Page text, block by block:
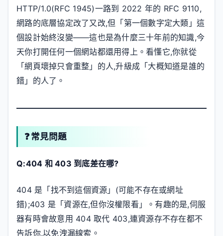
HTTP/1.0(RFC 1945)一路到 2022 年的 RFC 9110,
網路的底層協定改了又改,但「第一個數字定大類」這
個設計始終沒變——這也是為什麼三十年前的知識,今
天你打開任何一個網站都還用得上。看懂它,你就從
「網頁壞掉只會重整」的人,升級成「大概知道是誰的
錯」的人了。
❓ 常見問題
Q:404 和 403 到底差在哪?
404 是「找不到這個資源」(可能不存在或網址
錯);403 是「資源在,但你沒權限看」。有趣的是,伺服
器有時會故意用 404 取代 403,連資源存不存在都不
告訴你,以免洩漏線索。